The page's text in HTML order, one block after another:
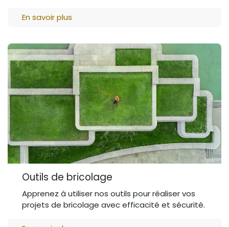
En savoir plus
Outils de bricolage
Apprenez à utiliser nos outils pour réaliser vos
projets de bricolage avec efficacité et sécurité.